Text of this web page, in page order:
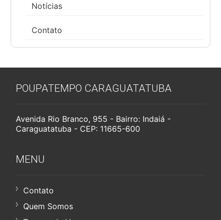
Notícias
Contato
POUPATEMPO CARAGUATATUBA
Avenida Rio Branco, 955 - Bairro: Indaiá -
Caraguatatuba - CEP: 11665-600
MENU
Contato
Quem Somos